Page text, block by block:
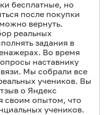
бесплатные, но
после покупки
вернуть.
реальных
задания в
Во время
наставнику
Мы собрали все
учеников. Вы
о Яндекс
своим опытом, что
учеников.